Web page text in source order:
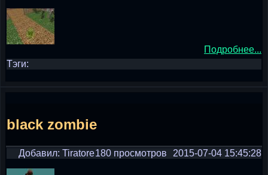
Подробнее...
Тэги:
black zombie
Добавил: Tiratore 2015-07-04 15:45:28
180 просмотров